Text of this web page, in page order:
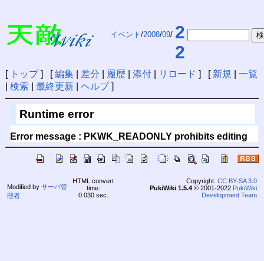
イベント /2008/09/ 2
2
[ トップ] [編集| 差分 履歴| 添付| リロード ] [ 新規
一覧
検索 最終更新| ヘルプ]
Runtime error
Error message : PKWK_READONLY prohibits editing
Modified by サーバ管
理者
HTML convert
time:
0.030 sec.
Copyright: CC BY-SA 3.0
PukiWiki 1.5.4© 2001-2022 PukiWiki
Development Team